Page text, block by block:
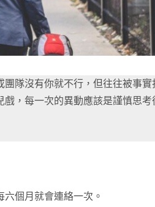
隊沒有你就不行，但往往被事實
，每一次的異動應該是謹慎思考
個月就會連絡一次。